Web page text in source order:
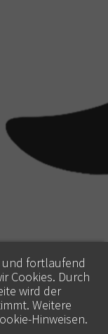
und fortlaufend
Cookies. Durch
wird der
Weitere
Hinweisen.